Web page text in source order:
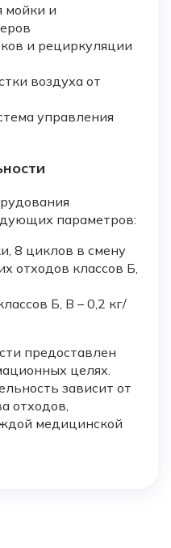
мойки и
и рециркуляции
воздуха от
управления
параметров:
8 циклов в смену
отходов классов Б,
Б, В – 0,2 кг/
предоставлен
целях.
зависит от
отходов,
медицинской